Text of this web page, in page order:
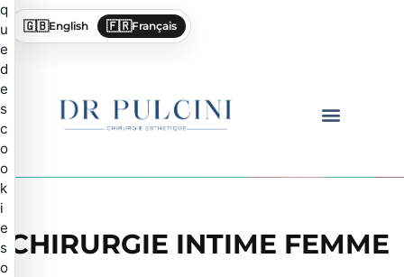
🇬🇧English 🇫🇷Français
CHIRURGIE INTIME FEMME
q
u
e
d
e
s
c
o
o
k
i
e
s
o